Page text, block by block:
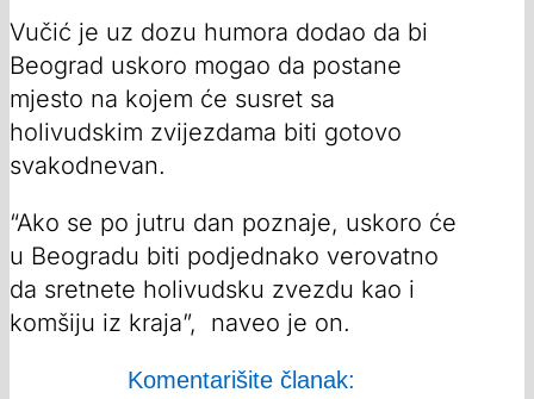
Vučić je uz dozu humora dodao da bi
Beograd uskoro mogao da postane
mjesto na kojem će susret sa
holivudskim zvijezdama biti gotovo
svakodnevan.
“Ako se po jutru dan poznaje, uskoro će
u Beogradu biti podjednako verovatno
da sretnete holivudsku zvezdu kao i
komšiju iz kraja”, naveo je on.
Komentarišite članak: